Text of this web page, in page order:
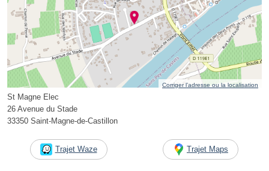
Corriger l’adresse ou la localisation
St Magne Elec
26 Avenue du Stade
33350 Saint-Magne-de-Castillon
Trajet Waze Trajet Maps